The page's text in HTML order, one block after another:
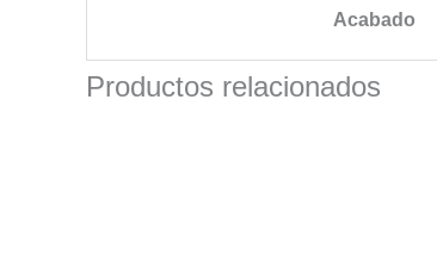
Acabado
Productos relacionados